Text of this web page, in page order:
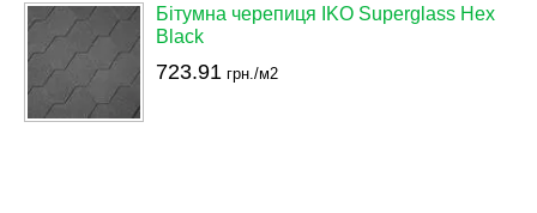
Бітумна черепиця IKO Superglass Hex
Black
723.91 грн./м2